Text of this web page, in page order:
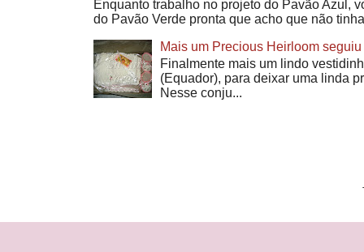
Enquanto trabalho no projeto do Pavão Azul,
do Pavão Verde pronta que acho que não
Mais um Precious Heirloom seguiu
Finalmente mais um lindo
(Equador), para deixar uma linda
Nesse conju...